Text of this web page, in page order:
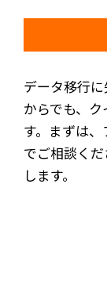
データ移行
からでも、
す。まずは
でご相談く
します。